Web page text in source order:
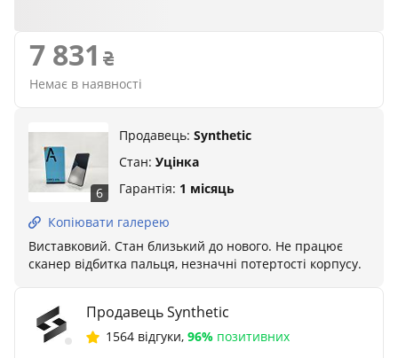
7 831
Немає в наявності
6
Продавець: Synthetic
Стан: Уцінка
Гарантія: 1 місяць
Копіювати галерею
Виставковий. Стан близький до нового. Не працює
сканер відбитка пальця, незначні потертості корпусу.
Продавець Synthetic
1564 відгуки, 96% позитивних